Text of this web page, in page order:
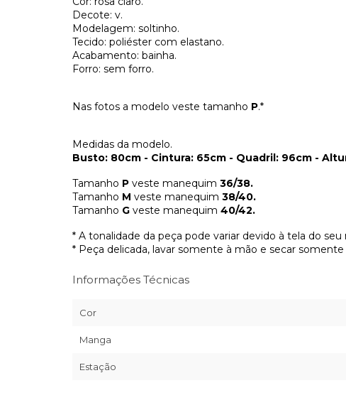
Decote: v.
Modelagem: soltinho.
Tecido: poliéster com elastano.
Acabamento: bainha.
Forro: sem forro.
Nas fotos a modelo veste tamanho P.*
Medidas da modelo.
Busto: 80cm - Cintura: 65cm - Quadril: 96cm -
Tamanho P veste manequim 36/38.
Tamanho M veste manequim 38/40.
Tamanho G veste manequim 40/42.
* A tonalidade da peça pode variar devido à tela do seu
* Peça delicada, lavar somente à mão e secar
Informações Técnicas
Cor
Manga
Estação